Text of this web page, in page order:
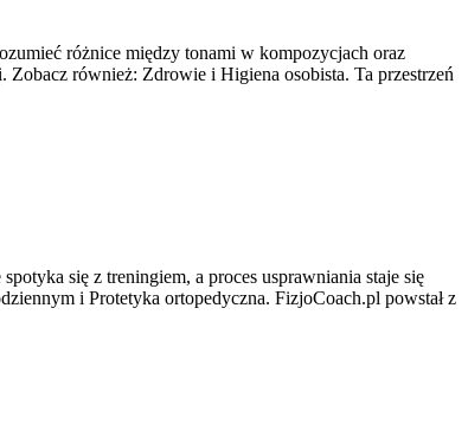
różnice między tonami w kompozycjach oraz
Zobacz również: Zdrowie i Higiena osobista. Ta przestrzeń
się z treningiem, a proces usprawniania staje się
i Protetyka ortopedyczna. FizjoCoach.pl powstał z